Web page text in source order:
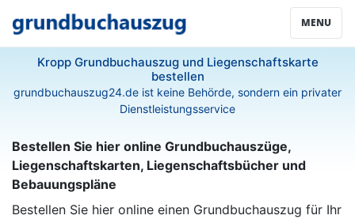
MENU
Kropp Grundbuchauszug und Liegenschaftskarte
bestellen
grundbuchauszug24.de ist keine Behörde, sondern ein privater
Dienstleistungsservice
Bestellen Sie hier online Grundbuchauszüge,
Liegenschaftskarten, Liegenschaftsbücher und
Bebauungspläne
Bestellen Sie hier online einen Grundbuchauszug für Ihr